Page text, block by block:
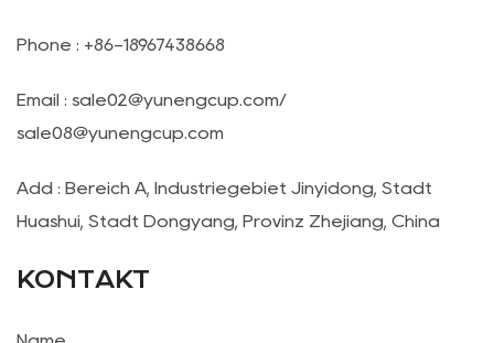
Phone : +86-18967438668
Email : sale02@yunengcup.com/
sale08@yunengcup.com
Add : Bereich A, Industriegebiet Jinyidong, Stadt
Huashui, Stadt Dongyang, Provinz Zhejiang, China
KONTAKT